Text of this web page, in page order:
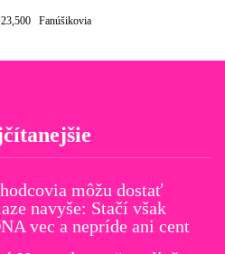
23,500 Fanúšikovia
môžu dostať
navyše: Stačí však
vec a nepríde ani cent